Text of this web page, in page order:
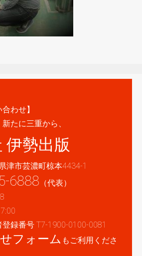
わせ】
たに三重から、
伊勢出版
津市芸濃町椋本4434-1
6888 （代表）
録番号 T7-1900-0100-0081
フォーム もご利用くださ